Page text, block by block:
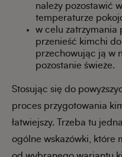
należy pozostawić
temperaturze
w celu zatrzymania
przenieść kimchi
przechowując ją w
pozostanie świeże.
Stosując się do
proces przygotowania
łatwiejszy. Trzeba tu
ogólne wskazówki, które